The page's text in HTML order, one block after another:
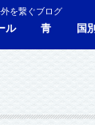
を繋ぐブログ
ル 青 国